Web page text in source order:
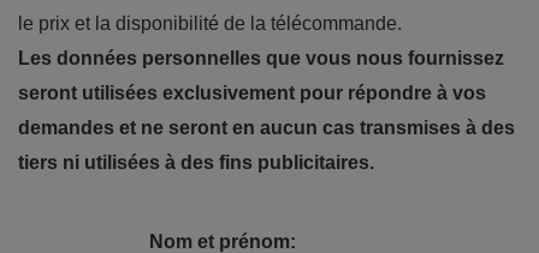
le prix et la disponibilité de la télécommande.
Les données personnelles que vous nous fournissez
seront utilisées exclusivement pour répondre à vos
demandes et ne seront en aucun cas transmises à des
tiers ni utilisées à des fins publicitaires.
Nom et prénom: